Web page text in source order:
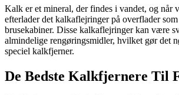
Kalk er et mineral, der findes i vandet, og når
efterlader det kalkaflejringer på overflader
brusekabiner. Disse kalkaflejringer kan være
almindelige rengøringsmidler, hvilket gør det
speciel kalkfjerner.
De Bedste Kalkfjernere Til